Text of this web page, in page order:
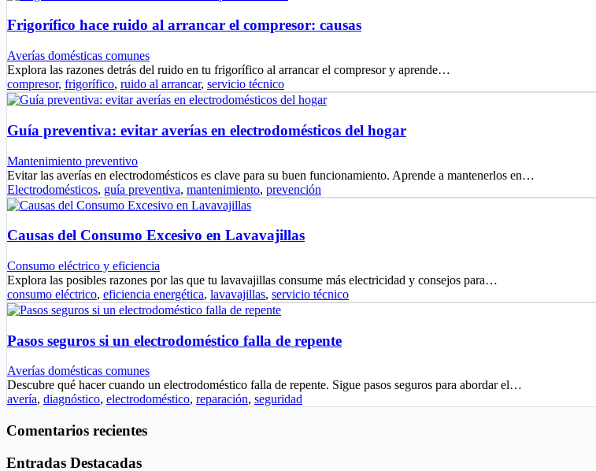
Frigorífico hace ruido al arrancar el compresor: causas
Averías domésticas comunes
Explora las razones detrás del ruido en tu frigorífico al arrancar el compresor y aprende…
compresor, frigorífico, ruido al arrancar, servicio técnico
Guía preventiva: evitar averías en electrodomésticos del hogar
Mantenimiento preventivo
Evitar las averías en electrodomésticos es clave para su buen funcionamiento. Aprende a mantenerlos en…
Electrodomésticos, guía preventiva, mantenimiento, prevención
Causas del Consumo Excesivo en Lavavajillas
Consumo eléctrico y eficiencia
Explora las posibles razones por las que tu lavavajillas consume más electricidad y consejos para…
consumo eléctrico, eficiencia energética, lavavajillas, servicio técnico
Pasos seguros si un electrodoméstico falla de repente
Averías domésticas comunes
Descubre qué hacer cuando un electrodoméstico falla de repente. Sigue pasos seguros para abordar el…
avería, diagnóstico, electrodoméstico, reparación, seguridad
Comentarios recientes
Entradas Destacadas